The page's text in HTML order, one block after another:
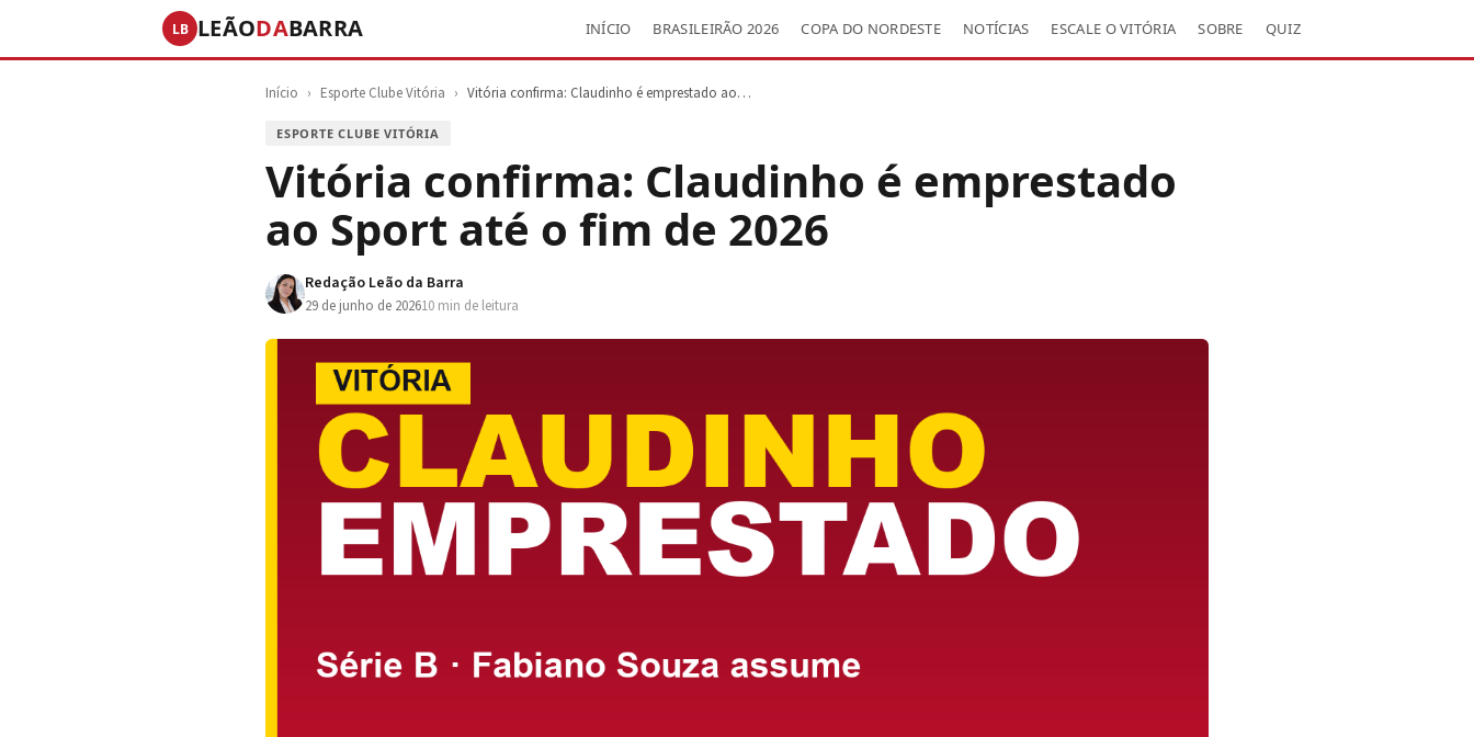
LB LEÃODABARRA INÍCIO BRASILEIRÃO 2026 COPA DO NORDESTE NOTÍCIAS ESCALE O VITÓRIA SOBRE QUIZ
Início › Esporte Clube Vitória › Vitória confirma: Claudinho é emprestado ao…
ESPORTE CLUBE VITÓRIA
Vitória confirma: Claudinho é emprestado
ao Sport até o fim de 2026
Redação Leão da Barra
29 de junho de 202610 min de leitura